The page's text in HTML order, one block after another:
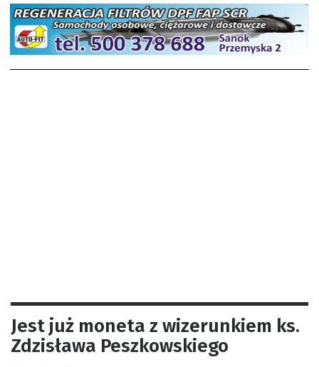
Jest już moneta z wizerunkiem ks.
Zdzisława Peszkowskiego